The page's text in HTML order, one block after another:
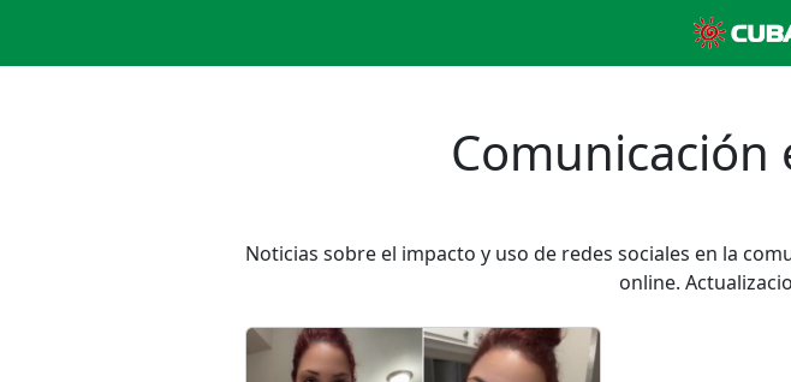
Comunicación
Noticias sobre el impacto y uso de redes sociales en la
online.